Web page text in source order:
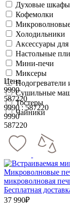
Духовые шкафы
Кофемолки
Холодильники
Аксессуары
Настольные
Мини-печи
Миксеры
Сушильные
Тостеры
Чайники
Цена
9990
587220
9990 : 587220
9990
587220
Микроволновые
микроволновая
Бесплатная
37 990₽